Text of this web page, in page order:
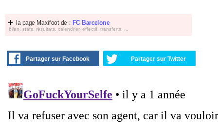
la page Maxifoot de : FC Barcelone
bilan, stats, résultats, calendrier, effectif, transferts, ...
Partager sur Facebook Partager sur Twitter